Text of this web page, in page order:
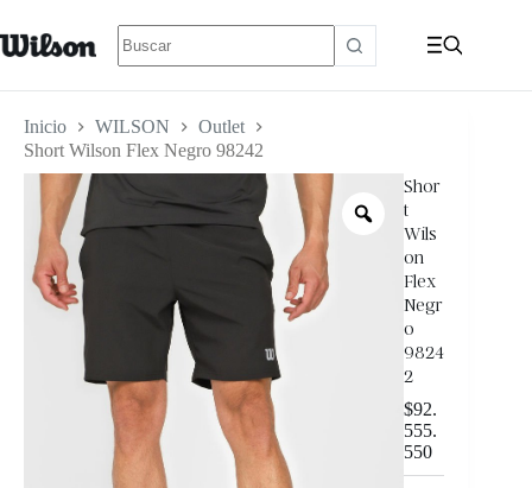
Inicio WILSON
Outlet
Short Wilson Flex Negro 98242
Shor
t
Wils
on
Flex
Negr
o
9824
2
$92.
555.
550